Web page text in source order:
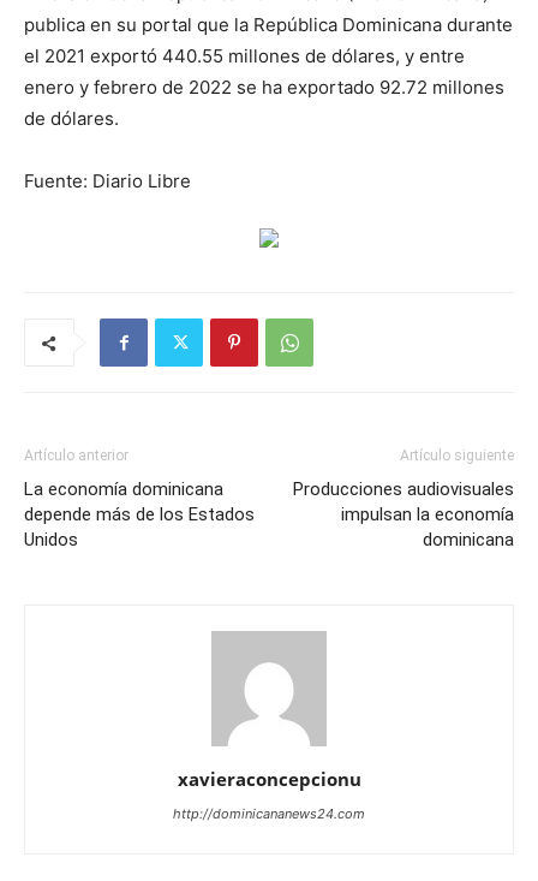
publica en su portal que la República Dominicana durante
el 2021 exportó 440.55 millones de dólares, y entre
enero y febrero de 2022 se ha exportado 92.72 millones
de dólares.
Fuente: Diario Libre
Artículo anterior
La economía dominicana
depende más de los Estados
Unidos
Artículo siguiente
Producciones audiovisuales
impulsan la economía
dominicana
xavieraconcepcionu
http://dominicananews24.com